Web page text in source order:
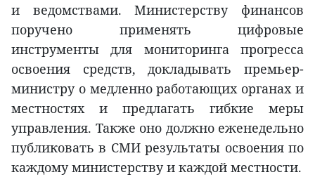
и ведомствами. Министерству финансов
поручено применять цифровые
инструменты для мониторинга прогресса
освоения средств, докладывать премьер-
министру о медленно работающих органах и
местностях и предлагать гибкие меры
управления. Также оно должно еженедельно
публиковать в СМИ результаты освоения по
каждому министерству и каждой местности.